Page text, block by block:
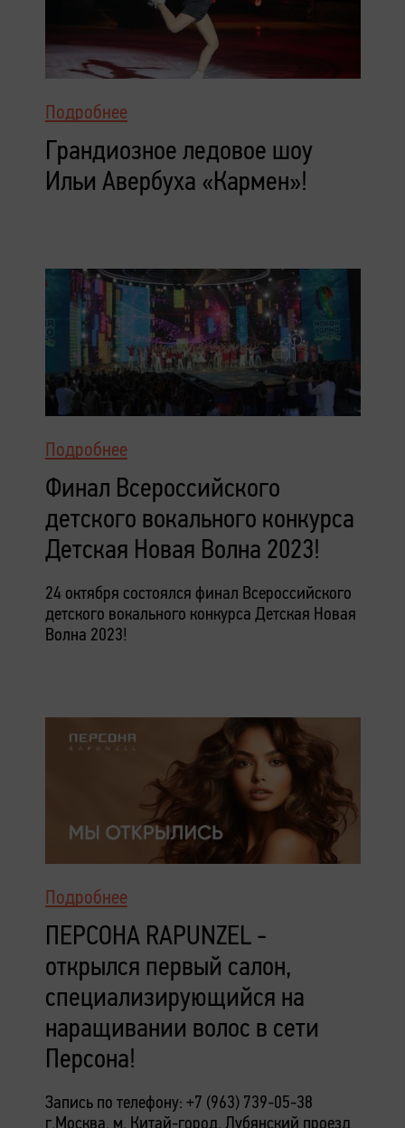
Подробнее
Грандиозное ледовое шоу
Ильи Авербуха «Кармен»!
Подробнее
Финал Всероссийского
детского вокального конкурса
Детская Новая Волна 2023!
24 октября состоялся финал Всероссийского
детского вокального конкурса Детская Новая
Волна 2023!
Подробнее
ПЕРСОНА RAPUNZEL -
открылся первый салон,
специализирующийся на
наращивании волос в сети
Персона!
Запись по телефону: +7 (963) 739-05-38
г.Москва, м. Китай-город, Лубянский проезд